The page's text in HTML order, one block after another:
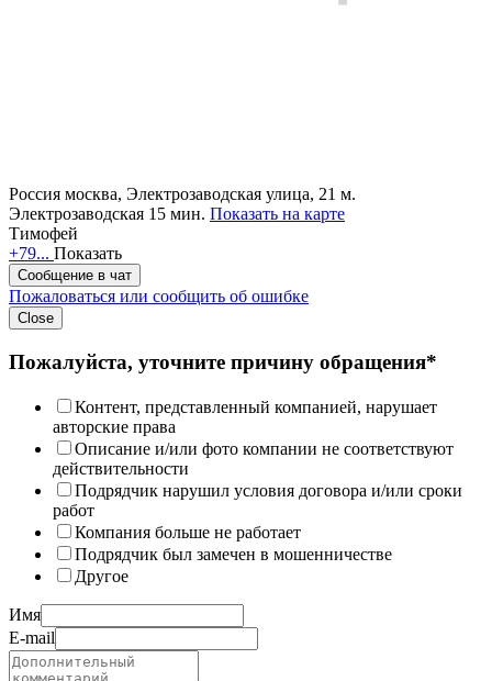
Россия москва, Электрозаводская улица, 21 м.
Электрозаводская 15 мин. Показать на карте
Тимофей
+79... Показать
Сообщение в чат
Пожаловаться или сообщить об ошибке
Close
Пожалуйста, уточните причину обращения*
Контент, представленный компанией, нарушает
авторские права
Описание и/или фото компании не соответствуют
действительности
Подрядчик нарушил условия договора и/или сроки
работ
Компания больше не работает
Подрядчик был замечен в мошенничестве
Другое
Имя
E-mail